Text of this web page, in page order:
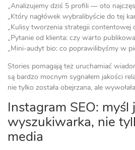
„Analizujemy dziś 5 profili — oto
„Który nagłówek wybralibyście do tej
„Kulisy tworzenia strategii contentowej
„Pytanie od klienta: czy warto
„Mini-audyt bio: co poprawilibyśmy w
Stories pomagają też uruchamiać
są bardzo mocnym sygnałem jakości
nie tylko została obejrzana, ale
Instagram SEO: myśl
wyszukiwarka, nie
media